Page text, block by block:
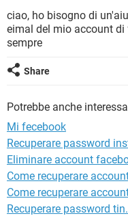
TIKTOK
HARDWARE
INSTAGRAM
HARDWARE
INTRATTENIMENTO
iOS
INSTAGRAM
HARDWARE
ciao, ho bisogno di
eimal del mio account di
sempre
Share
Potrebbe anche
Mi fecebook
Recuperare password
Eliminare account
Come recuperare
Come recuperare
Recuperare password